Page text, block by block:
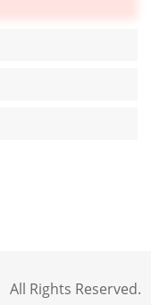
All Rights Reserved.